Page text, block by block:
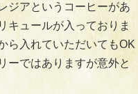
ジアというコーヒーがあ
キュールが入っておりま
ら入れていただいてもOK
ーではありますが意外と